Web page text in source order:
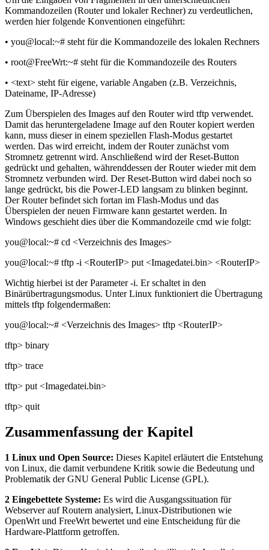
Kommandozeilen (Router und lokaler Rechner) zu verdeutlichen,
werden hier folgende Konventionen eingeführt:
• you@local:~# steht für die Kommandozeile des lokalen Rechners
• root@FreeWrt:~# steht für die Kommandozeile des Routers
• <text> steht für eigene, variable Angaben (z.B. Verzeichnis,
Dateiname, IP-Adresse)
Zum Überspielen des Images auf den Router wird tftp verwendet.
Damit das heruntergeladene Image auf den Router kopiert werden
kann, muss dieser in einem speziellen Flash-Modus gestartet
werden. Das wird erreicht, indem der Router zunächst vom
Stromnetz getrennt wird. Anschließend wird der Reset-Button
gedrückt und gehalten, währenddessen der Router wieder mit dem
Stromnetz verbunden wird. Der Reset-Button wird dabei noch so
lange gedrückt, bis die Power-LED langsam zu blinken beginnt.
Der Router befindet sich fortan im Flash-Modus und das
Überspielen der neuen Firmware kann gestartet werden. In
Windows geschieht dies über die Kommandozeile cmd wie folgt:
you@local:~# cd <Verzeichnis des Images>
you@local:~# tftp -i <RouterIP> put <Imagedatei.bin> <RouterIP>
Wichtig hierbei ist der Parameter -i. Er schaltet in den
Binärübertragungsmodus. Unter Linux funktioniert die Übertragung
mittels tftp folgendermaßen:
you@local:~# <Verzeichnis des Images> tftp <RouterIP>
tftp> binary
tftp> trace
tftp> put <Imagedatei.bin>
tftp> quit
Zusammenfassung der Kapitel
1 Linux und Open Source: Dieses Kapitel erläutert die Entstehung
von Linux, die damit verbundene Kritik sowie die Bedeutung und
Problematik der GNU General Public License (GPL).
2 Eingebettete Systeme: Es wird die Ausgangssituation für
Webserver auf Routern analysiert, Linux-Distributionen wie
OpenWrt und FreeWrt bewertet und eine Entscheidung für die
Hardware-Plattform getroffen.